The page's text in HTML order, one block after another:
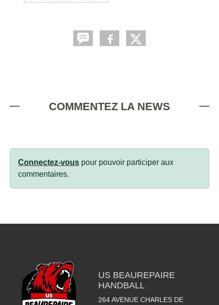
COMMENTEZ LA NEWS
Connectez-vous pour pouvoir participer aux
commentaires.
US BEAUREPAIRE
HANDBALL
264 AVENUE CHARLES DE